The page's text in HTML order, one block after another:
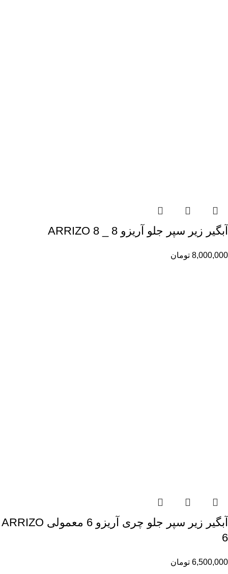
آبگیر زیر سپر جلو آریزو 8 _ ARRIZO 8
8,000,000 تومان
آبگیر زیر سپر جلو چری آریزو 6 معمولی ARRIZO
6
6,500,000 تومان